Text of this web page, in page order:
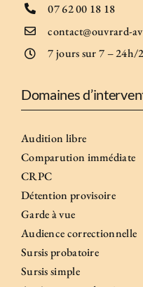
07 62 00 18 18
contact@ouvrard-
7 jours sur 7 – 24h/
Domaines
Audition libre
Comparution immédiate
CRPC
Détention provisoire
Garde à vue
Audience correctionnelle
Sursis probatoire
Sursis simple